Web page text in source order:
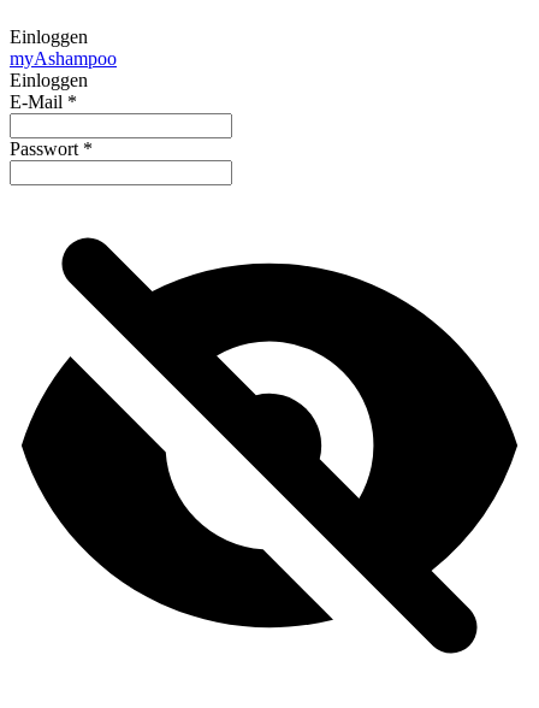
Einloggen
myAshampoo
Einloggen
E-Mail *
Passwort *